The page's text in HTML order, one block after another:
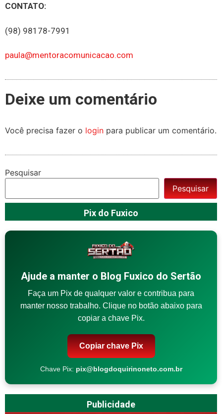
CONTATO:
(98) 98178-7991
paula@mentoracomunicacao.com
Deixe um comentário
Você precisa fazer o login para publicar um comentário.
Pesquisar
Pesquisar
Pix do Fuxico
Ajude a manter o Blog Fuxico do Sertão
Faça um Pix de qualquer valor e contribua para
manter nosso trabalho. Clique no botão abaixo para
copiar a chave Pix.
Copiar chave Pix
Chave Pix: pix@blogdoquirinoneto.com.br
Publicidade